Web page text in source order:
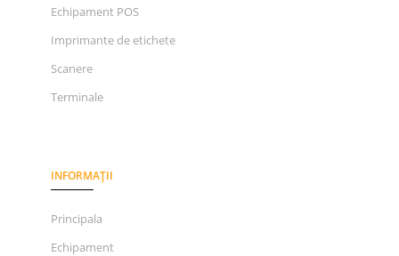
Echipament POS
Imprimante de etichete
Scanere
Terminale
INFORMAȚII
Principala
Echipament